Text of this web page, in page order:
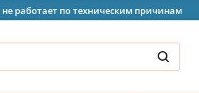
работает по техническим причинам